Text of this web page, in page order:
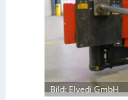
r
e
n
k
Bild: Elvedi GmbH